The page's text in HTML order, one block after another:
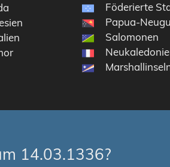
Föderierte
Papua-
Salomonen
14.03.1336?